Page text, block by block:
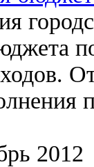
2012